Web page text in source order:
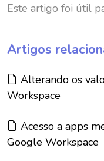
Este artigo foi útil
Artigos
Artigo:
Alterando os
Workspace
Artigo:
Acesso a apps
Google Workspace